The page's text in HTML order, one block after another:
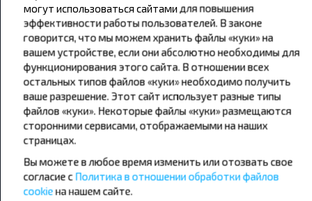
Подписаться
Популярные автобусные
направления
Орша - Могилёв
Минск - Несвиж
Минск - Могилёв
Минск - Барановичи
Гомель - Минск
могут использоваться сайтами для повышения
эффективности работы пользователей. В законе
говорится, что мы можем хранить файлы «куки» на
вашем устройстве, если они абсолютно необходимы для
функционирования этого сайта. В отношении всех
остальных типов файлов «куки» необходимо получить
ваше разрешение. Этот сайт использует разные типы
файлов «куки». Некоторые файлы «куки» размещаются
сторонними сервисами, отображаемыми на наших
страницах.
Вы можете в любое время изменить или отозвать свое
согласие сПолитика в отношении обработки файлов
cookieна нашем сайте.